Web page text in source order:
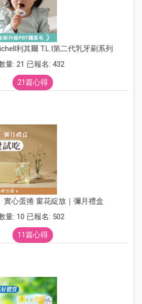
利其爾 T.L.I第二代乳牙刷系列
量: 21 已報名: 432
21篇心得
實心蛋捲 窗花綻放｜彌月禮盒
量: 10 已報名: 502
11篇心得